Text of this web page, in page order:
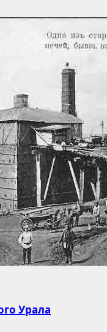
Урала